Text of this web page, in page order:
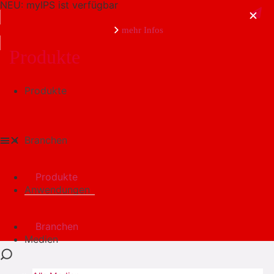
NEU: myIPS ist verfügbar
mehr Infos
Produkte
Branchen
Anwendungen
Medien
Produkte
Branchen
Produkte